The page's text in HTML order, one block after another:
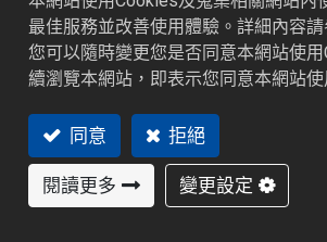
PDF 溫溼度資
料收集器
_QS0XH110A_
5.0
MB
.pdf
快速入門指南
_XH12 Wi-Fi
687.7
.pdf
最佳服務並改善使用體驗。詳細內容請
您可以隨時變更您是否同意本網站使
續瀏覽本網站，即表示您同意本網站使
同意 拒絕
閱讀更多 變更設定